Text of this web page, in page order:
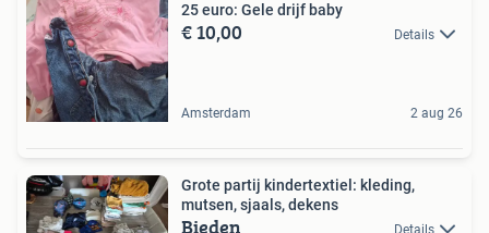
25 euro: Gele drijf baby
€ 10,00 Details
Amsterdam 2 aug 26
Grote partij kindertextiel: kleding,
mutsen, sjaals, dekens
Bieden Details